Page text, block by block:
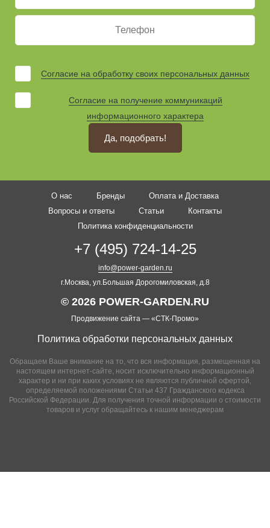
Согласие на обработку своих персональных данных
Согласие на получение коммуникаций
информационного характера
Да, подобрать!
О нас Бренды
Оплата и Доставка
Вопросы и ответы
Статьи
Контакты
Политика конфиденциальности
+7 (495) 724-14-25
info@power-garden.ru
г.Москва, ул.Большая Дорогомиловская, д.8
Обращаем Ваше внимание на то, что вся информация, размещенная на
настоящем интернет-сайте, носит исключительно информационный
характер и ни при каких условиях не являются публичной офертой,
определяемой положениями Статьи 437 Гражданского кодекса
Российской Федерации. Для получения точной информации о стоимости
товаров и услуг обращайтесь к нашим менеджерам
© 2026 POWER-GARDEN.RU
Продвижение сайта — «СТК-Промо»
Политика обработки персональных данных